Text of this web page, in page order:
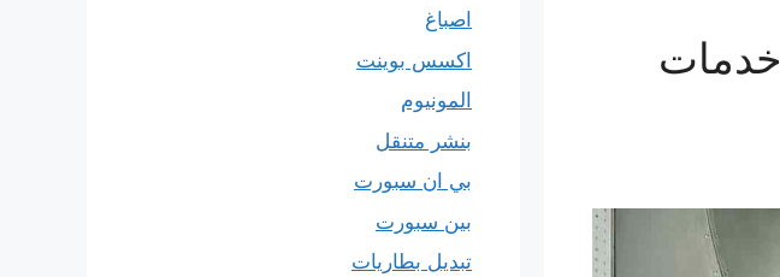
تبديل شفاطات مطابخ تيماء 66557188 خدمات
اصباغ
اكسس بوينت
المونيوم
بنشر متنقل
بي ان سبورت
بين سبورت
تبديل بطاريات